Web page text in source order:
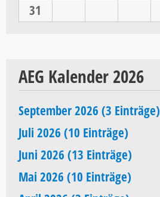
31
AEG Kalender 2026
September 2026 (3 Einträge)
Juli 2026 (10 Einträge)
Juni 2026 (13 Einträge)
Mai 2026 (10 Einträge)